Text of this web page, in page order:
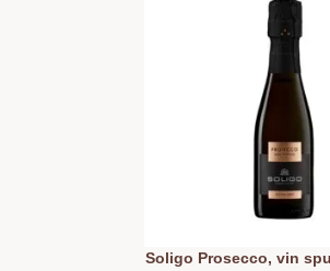
Soligo Prosecco, vin